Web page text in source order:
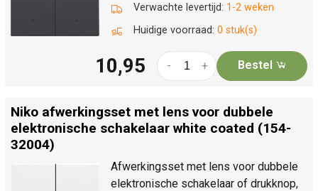
Verwachte levertijd: 1-2 weken
Huidige voorraad: 0 stuk(s)
10,95 +
- Bestel
Niko afwerkingsset met lens voor dubbele
elektronische schakelaar white coated (154-
32004)
Afwerkingsset met lens voor dubbele
elektronische schakelaar of drukknop,